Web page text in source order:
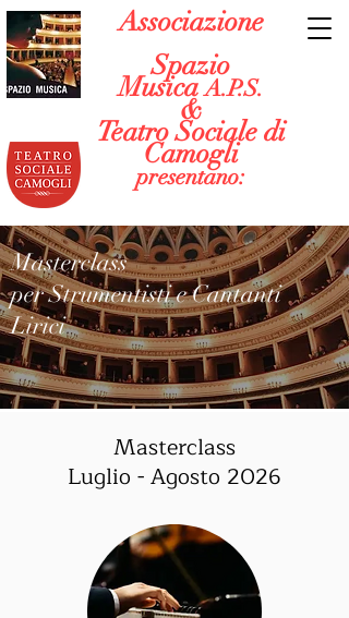
Associazione
Spazio
MusicaA.P.S.
&
Teatro Sociale di
Camogli
presentano:
Masterclass
per Strumentisti e Cantanti
Lirici
Masterclass
Luglio - Agosto 2026